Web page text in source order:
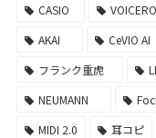
CASIO
AKAI
CeVIO AI
フランク重虎
NEUMANN
MIDI 2.0
耳コピ